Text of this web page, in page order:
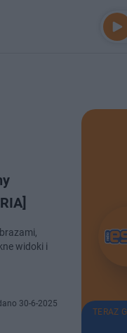
widoki i
30-6-2025
TERAZ